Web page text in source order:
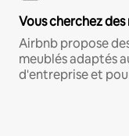
Vous cherchez
Airbnb propose
meublés adaptés
d'entreprise et